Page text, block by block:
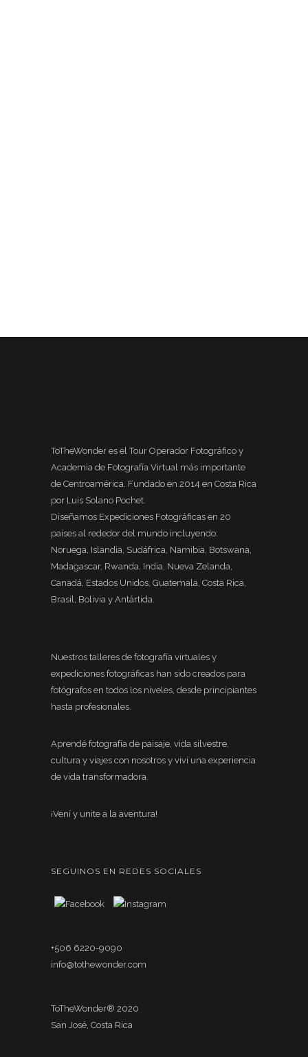
ToTheWonder es el Tour Operador Fotográfico y
Academia de Fotografía Virtual más importante
de Centroamérica. Fundado en 2014 en Costa Rica
por Luis Solano Pochet.
Diseñamos Expediciones Fotográficas en 20
países al rededor del mundo incluyendo:
Noruega, Islandia, Sudáfrica, Namibia, Botswana,
Madagascar, Rwanda, India, Nueva Zelanda,
Canadá, Estados Unidos, Guatemala, Costa Rica,
Brasil, Bolivia y Antártida.
Nuestros talleres de fotografía virtuales y
expediciones fotográficas han sido creados para
fotógrafos en todos los niveles, desde principiantes
hasta profesionales.
Aprendé fotografía de paisaje, vida silvestre,
cultura y viajes con nosotros y viví una experiencia
de vida transformadora.
¡Vení y unite a la aventura!
SEGUINOS EN REDES SOCIALES
+506 6220-9090
info@tothewonder.com
ToTheWonder® 2020
San José, Costa Rica